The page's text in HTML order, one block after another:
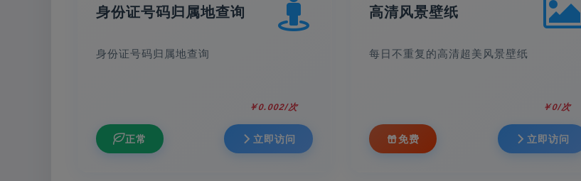
身份证号码归属地查询
身份证号码归属地查询
￥0.002/次
正常 立即访问
高清风景壁纸
每日不重复的高清超美风景壁纸
￥0/次
免费 立即访问